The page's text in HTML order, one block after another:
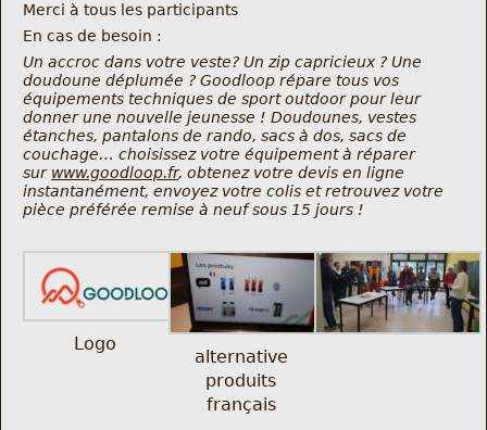
Infos contact
Nous contacter
Nous trouver
Comment être informé des sorties
Programme
Crazy Gums
Merci à tous les participants
En cas de besoin :
Un accroc dans votre veste? Un zip capricieux ? Une
doudoune déplumée ? Goodloop répare tous vos
équipements techniques de sport outdoor pour leur
donner une nouvelle jeunesse ! Doudounes, vestes
étanches, pantalons de rando, sacs à dos, sacs de
couchage… choisissez votre équipement à réparer
sur www.goodloop.fr, obtenez votre devis en ligne
instantanément, envoyez votre colis et retrouvez votre
pièce préférée remise à neuf sous 15 jours !
Logo
alternative
produits
français